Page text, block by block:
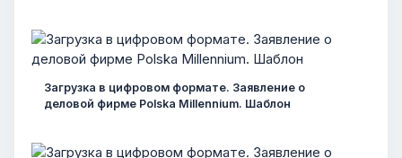
Загрузка в цифровом формате. Заявление о
деловой фирме Polska Millennium. Шаблон